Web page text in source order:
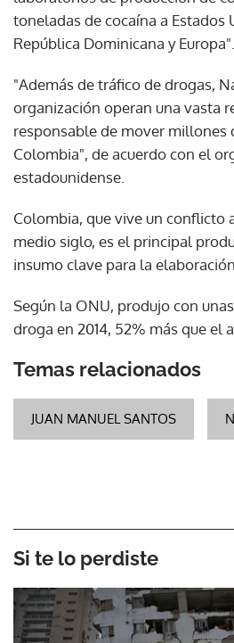
Gracias por suscribirte a
República Dominicana y Europa".
organización operan una vasta
responsable de mover millones
Colombia", de acuerdo con el
estadounidense.
medio siglo, es el principal
insumo clave para la
droga en 2014, 52% más que el
JUAN MANUEL SANTOS